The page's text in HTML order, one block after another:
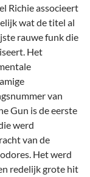
Richie associeert
wat de titel al
rauwe funk die
Het
van
Gun is de eerste
werd
van de
Het werd
redelijk grote hit